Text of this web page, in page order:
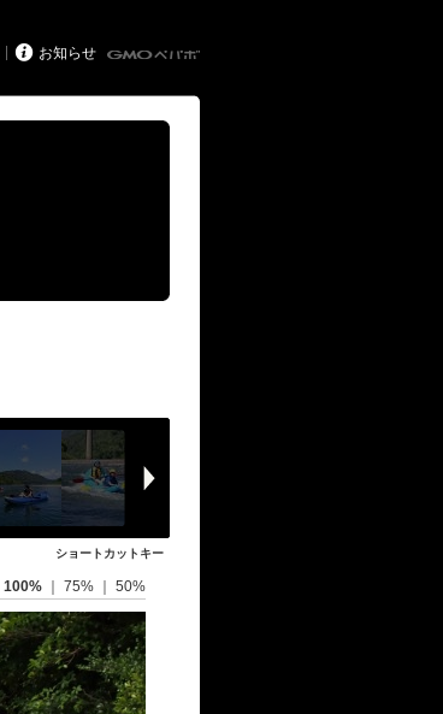
 お知らせ
ショートカットキー
100% 75% 50%